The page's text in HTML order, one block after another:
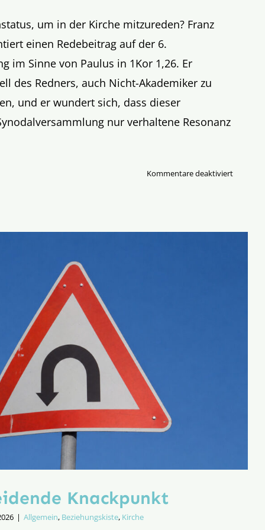
um in der Kirche mitzureden? Franz
einen Redebeitrag auf der 6.
im Sinne von Paulus in 1Kor 1,26. Er
des Redners, auch Nicht-Akademiker zu
und er wundert sich, dass dieser
nur verhaltene Resonanz
Kommentare deaktiviertfür
im
Knackpunkt
| Allgemein, Beziehungskiste, Kirche